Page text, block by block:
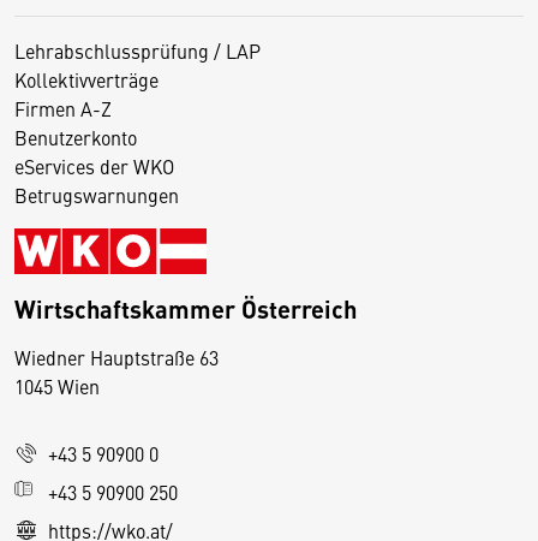
Lehrabschlussprüfung / LAP
Kollektivverträge
Firmen A-Z
Benutzerkonto
eServices der WKO
Betrugswarnungen
Wirtschaftskammer Österreich
Wiedner Hauptstraße 63
1045 Wien
+43 5 90900 0
+43 5 90900 250
https://wko.at/
D
s
e
S